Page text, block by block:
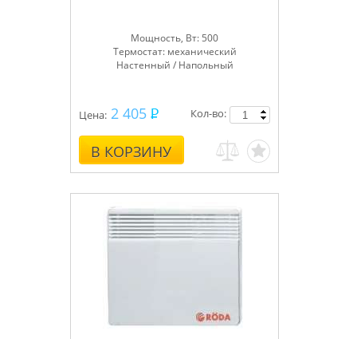
Мощность, Вт: 500
Термостат: механический
Настенный / Напольный
Цена: 2 405
В КОРЗИНУ
Кол-во: